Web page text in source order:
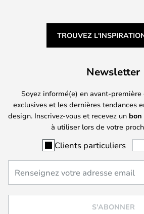
TROUVEZ
Newsletter
Soyez informé(e) en avant-
exclusives et les dernières tendances
design. Inscrivez-vous et recevez un
à utiliser lors de votre
Clients particuliers
S'ABONNER